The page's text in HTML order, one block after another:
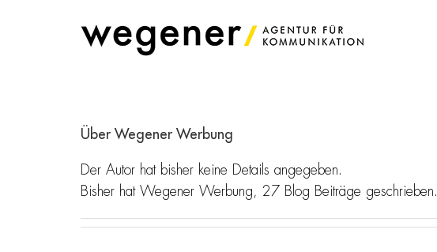
Über Wegener Werbung
Der Autor hat bisher keine Details angegeben.
Bisher hat Wegener Werbung, 27 Blog Beiträge geschrieben.